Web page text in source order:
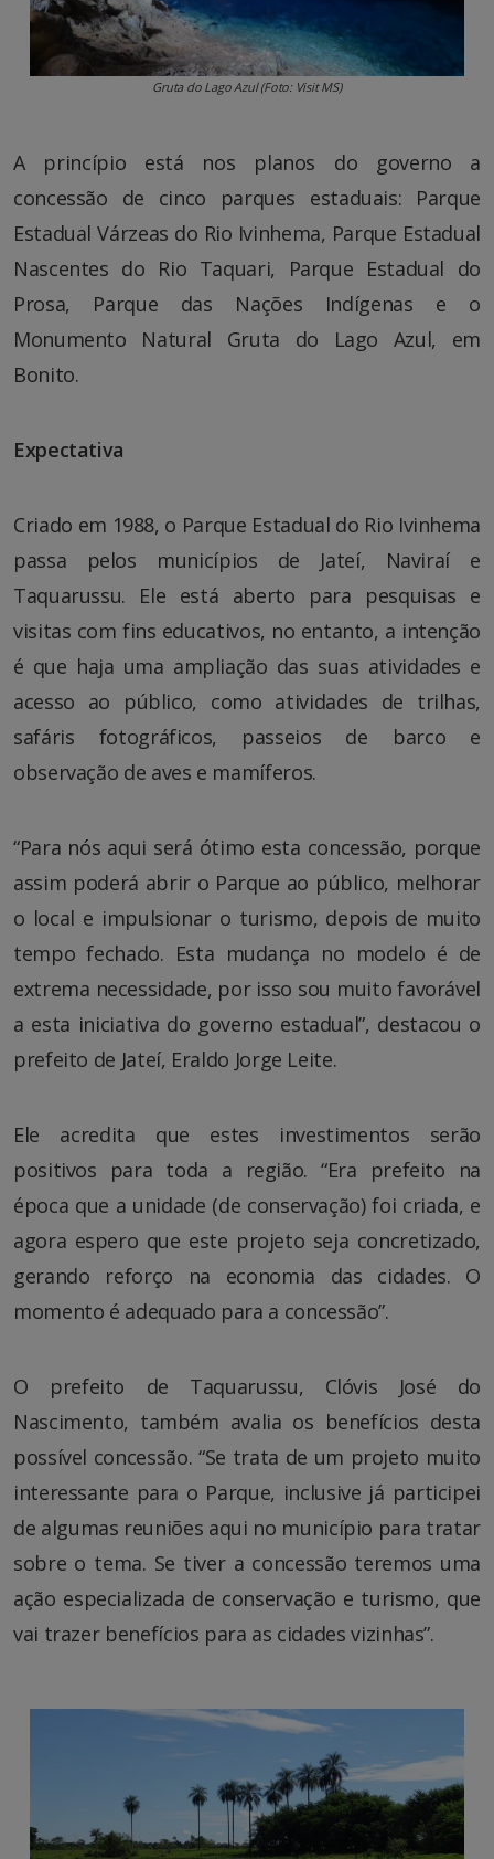
Gruta do Lago Azul (Foto: Visit MS)
A princípio está nos planos do governo a
concessão de cinco parques estaduais: Parque
Estadual Várzeas do Rio Ivinhema, Parque Estadual
Nascentes do Rio Taquari, Parque Estadual do
Prosa, Parque das Nações Indígenas e o
Monumento Natural Gruta do Lago Azul, em
Bonito.
Expectativa
Criado em 1988, o Parque Estadual do Rio Ivinhema
passa pelos municípios de Jateí, Naviraí e
Taquarussu. Ele está aberto para pesquisas e
visitas com fins educativos, no entanto, a intenção
é que haja uma ampliação das suas atividades e
acesso ao público, como atividades de trilhas,
safáris fotográficos, passeios de barco e
observação de aves e mamíferos.
“Para nós aqui será ótimo esta concessão, porque
assim poderá abrir o Parque ao público, melhorar
o local e impulsionar o turismo, depois de muito
tempo fechado. Esta mudança no modelo é de
extrema necessidade, por isso sou muito favorável
a esta iniciativa do governo estadual”, destacou o
prefeito de Jateí, Eraldo Jorge Leite.
Ele acredita que estes investimentos serão
positivos para toda a região. “Era prefeito na
época que a unidade (de conservação) foi criada, e
agora espero que este projeto seja concretizado,
gerando reforço na economia das cidades. O
momento é adequado para a concessão”.
O prefeito de Taquarussu, Clóvis José do
Nascimento, também avalia os benefícios desta
possível concessão. “Se trata de um projeto muito
interessante para o Parque, inclusive já participei
de algumas reuniões aqui no município para tratar
sobre o tema. Se tiver a concessão teremos uma
ação especializada de conservação e turismo, que
vai trazer benefícios para as cidades vizinhas”.